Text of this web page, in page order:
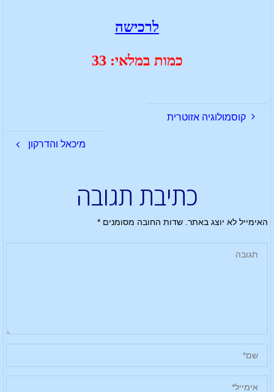
לרכישה
כמות במלאי: 33
קוסמולוגיה אזוטרית
מיכאל והדרקון
כתיבת תגובה
האימייל לא יוצג באתר. שדות החובה מסומנים*